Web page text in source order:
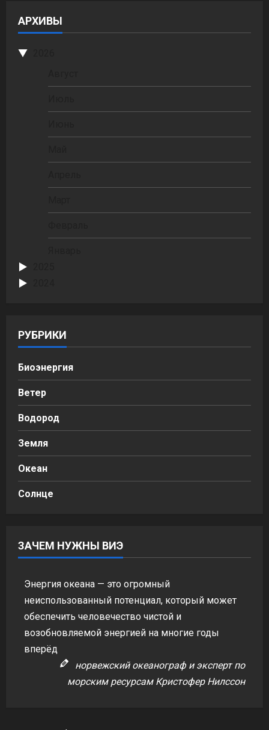
АРХИВЫ
РУБРИКИ
Биоэнергия
Ветер
Водород
Земля
Океан
Солнце
ЗАЧЕМ НУЖНЫ ВИЭ
Энергия океана — это огромный
неиспользованный потенциал, который может
обеспечить человечество чистой и
возобновляемой энергией на многие годы
вперёд
норвежский океанограф и эксперт по
морским ресурсам Кристофер Нилссон